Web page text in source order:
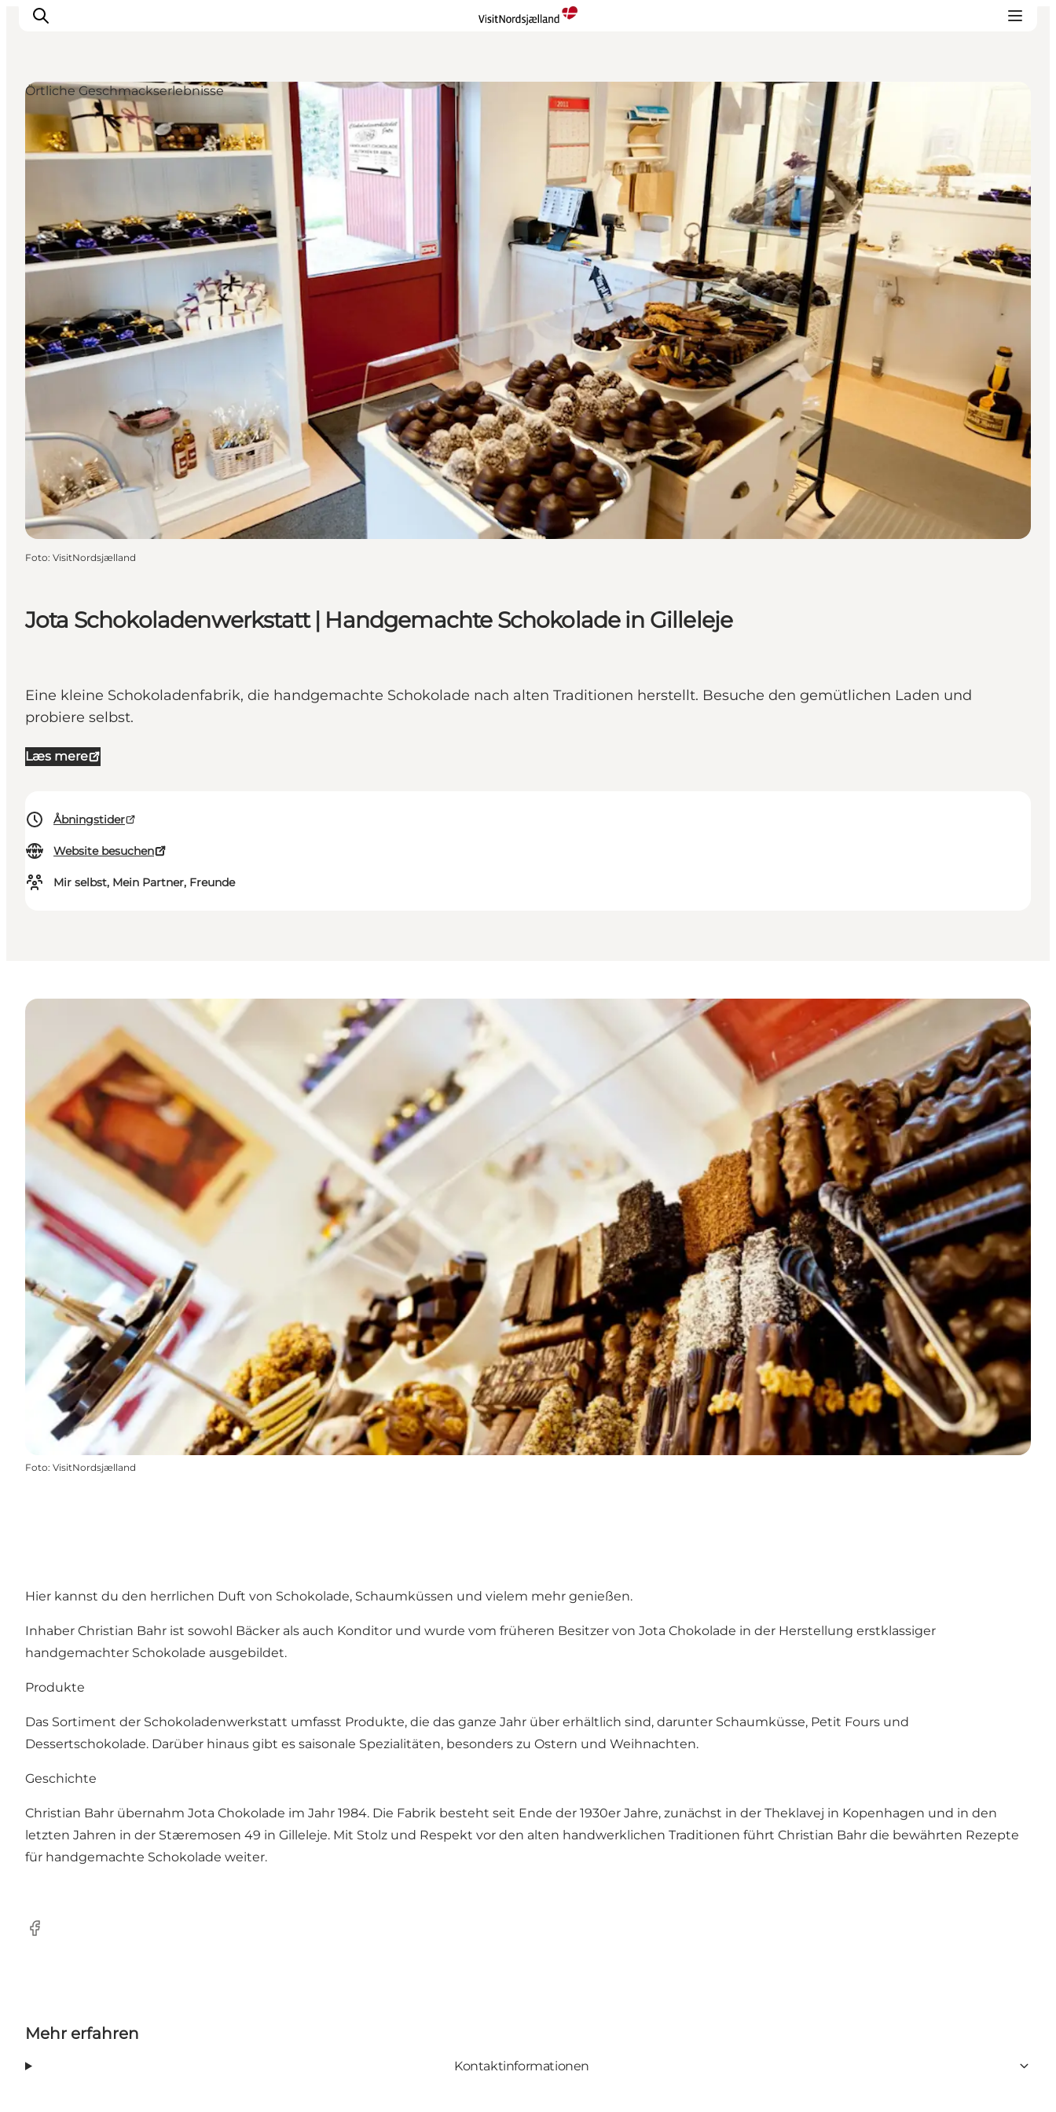
Highlights
Erlebnisse
Städte
Reiseplanung
Jota Schokoladenwerkstatt | Handgemachte Schokolade in Gilleleje
Eine kleine Schokoladenfabrik, die handgemachte Schokolade nach alten Traditionen herstellt. Besuche den gemütlichen Laden und
probiere selbst.
Læs mere
Åbningstider
Website besuchen
Mir selbst, Mein Partner, Freunde
Örtliche Geschmackserlebnisse
Foto: VisitNordsjælland
Foto: VisitNordsjælland
Hier kannst du den herrlichen Duft von Schokolade, Schaumküssen und vielem mehr genießen.
Inhaber Christian Bahr ist sowohl Bäcker als auch Konditor und wurde vom früheren Besitzer von Jota Chokolade in der Herstellung erstklassiger
handgemachter Schokolade ausgebildet.
Produkte
Das Sortiment der Schokoladenwerkstatt umfasst Produkte, die das ganze Jahr über erhältlich sind, darunter Schaumküsse, Petit Fours und
Dessertschokolade. Darüber hinaus gibt es saisonale Spezialitäten, besonders zu Ostern und Weihnachten.
Geschichte
Christian Bahr übernahm Jota Chokolade im Jahr 1984. Die Fabrik besteht seit Ende der 1930er Jahre, zunächst in der Theklavej in Kopenhagen und in den
letzten Jahren in der Stæremosen 49 in Gilleleje. Mit Stolz und Respekt vor den alten handwerklichen Traditionen führt Christian Bahr die bewährten Rezepte
für handgemachte Schokolade weiter.
Facebook
Mehr erfahren
Kontaktinformationen